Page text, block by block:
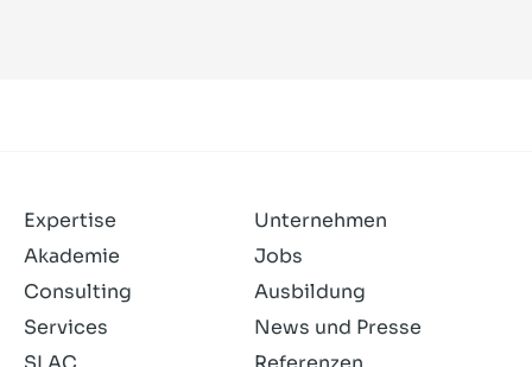
Expertise
Akademie
Consulting
Services
Unternehmen
Jobs
Ausbildung
News und Presse